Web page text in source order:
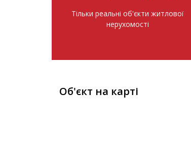
Тільки реальні об'єкти житлової
нерухомості
Об'єкт на карті